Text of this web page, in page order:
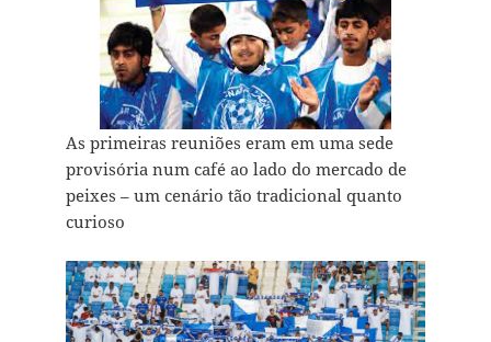
As primeiras reuniões eram em uma sede
provisória num café ao lado do mercado de
peixes – um cenário tão tradicional quanto
curioso